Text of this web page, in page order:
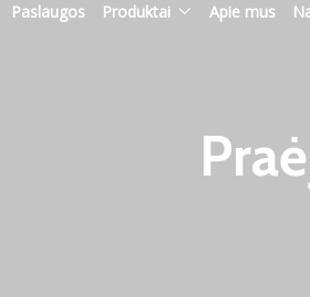
Paslaugos Produktai Apie mus